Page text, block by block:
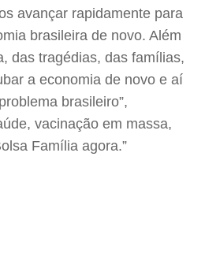
avançar rapidamente para
brasileira de novo. Além
das tragédias, das famílias,
a economia de novo e aí
brasileiro”,
vacinação em massa,
Família agora.”